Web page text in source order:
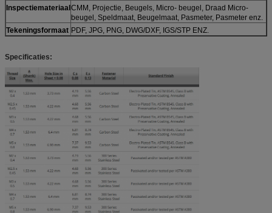
InspectiemateriaalCMM, Projectie, Beugels, Micro- beugel, Draad Micro-
beugel, Speldmaat, Beugelmaat, Pasmeter, Pasmeter enz.
Tekeningsformaat PDF, JPG, PNG, DWG/DXF, IGS/STP ENZ.
Specificaties: